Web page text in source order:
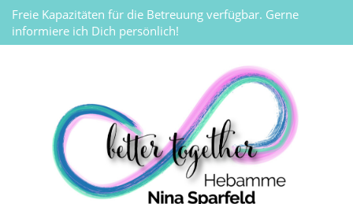
Freie Kapazitäten für die Betreuung verfügbar. Gerne
informiere ich Dich persönlich!